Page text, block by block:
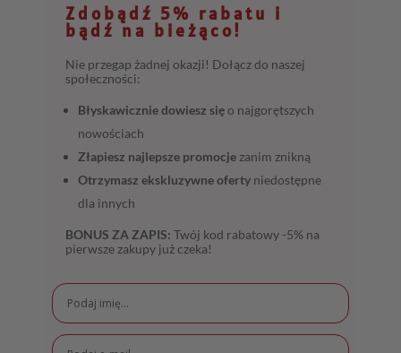
Zdobądź 5% rabatu i
bądź na bieżąco!
Nie przegap żadnej okazji! Dołącz do naszej
społeczności:
Błyskawicznie dowiesz sięo najgorętszych
nowościach
Złapiesz najlepsze promocje zanim znikną
Otrzymasz ekskluzywne oferty niedostępne
dla innych
BONUS ZA ZAPIS: Twój kod rabatowy -5% na
pierwsze zakupy już czeka!